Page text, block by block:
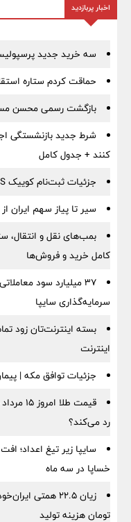
اخبار پربازدید
سه خرید جدید
حماقت کردم ستاره
بازگشت رسمی محسن
کنند + جدول کامل
جزئیات ثبت‌نام کوییک S سایپا از شنبه ۱۷ مرداد + جدول شرایط
سیر تا پیاز سهم ایران
بمب‌های نقل و انتقال،
کامل خرید و فروش‌ها
سرمایه‌گذاری سایپا
بسته اینترنت‌تان زود
اینترنت
جزئیات توافق مکه |
رد می‌کند؟
خساپا در سه ماه
تومان هزینه تولید